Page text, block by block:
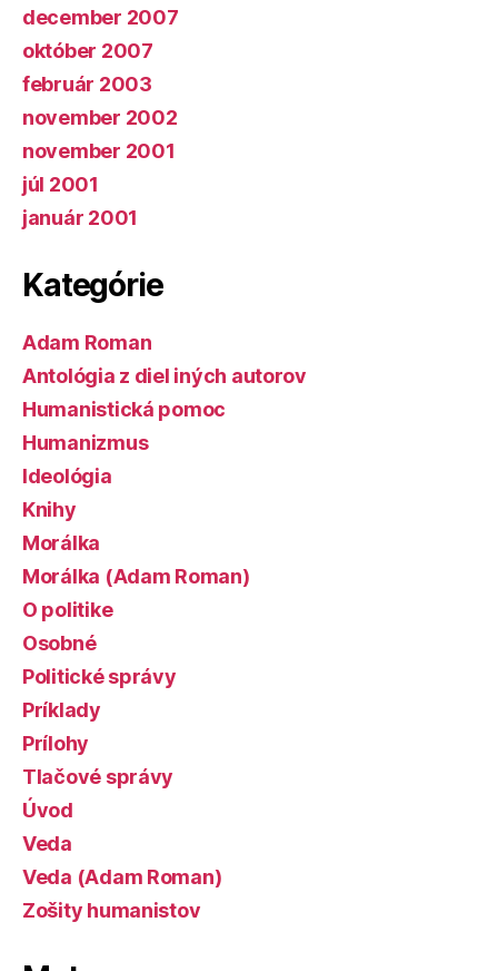
december 2007
október 2007
február 2003
november 2002
november 2001
júl 2001
január 2001
Kategórie
Adam Roman
Antológia z diel iných autorov
Humanistická pomoc
Humanizmus
Ideológia
Knihy
Morálka
Morálka (Adam Roman)
O politike
Osobné
Politické správy
Príklady
Prílohy
Tlačové správy
Úvod
Veda
Veda (Adam Roman)
Zošity humanistov